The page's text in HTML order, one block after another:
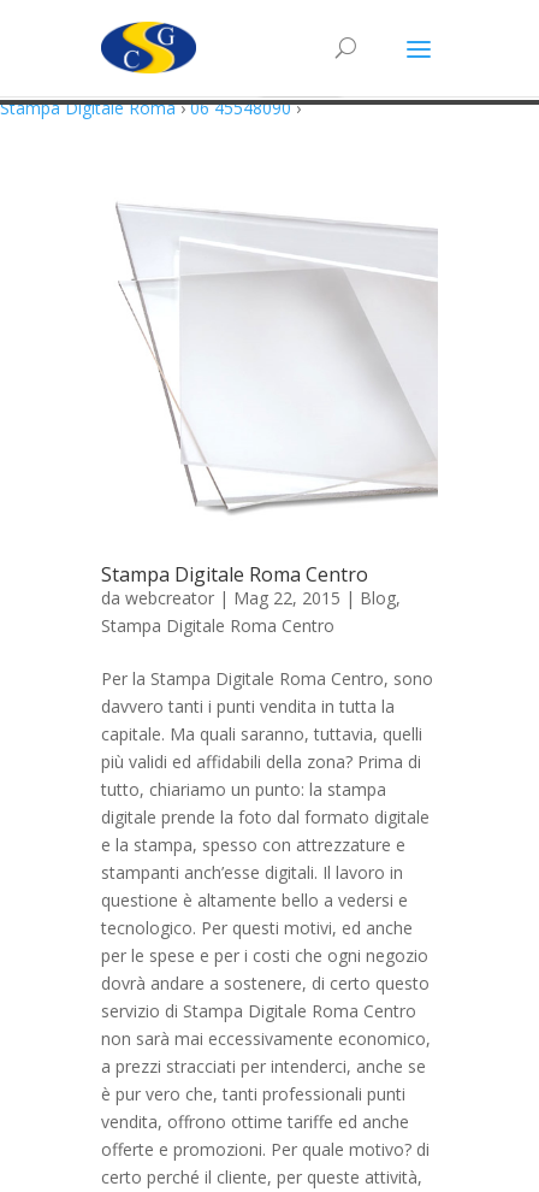
Stampa Digitale Roma›06 45548090›
Stampa Digitale Roma Centro
da webcreator | Mag 22, 2015 | Blog,
Stampa Digitale Roma Centro
Per la Stampa Digitale Roma Centro, sono
davvero tanti i punti vendita in tutta la
capitale. Ma quali saranno, tuttavia, quelli
più validi ed affidabili della zona? Prima di
tutto, chiariamo un punto: la stampa
digitale prende la foto dal formato digitale
e la stampa, spesso con attrezzature e
stampanti anch’esse digitali. Il lavoro in
questione è altamente bello a vedersi e
tecnologico. Per questi motivi, ed anche
per le spese e per i costi che ogni negozio
dovrà andare a sostenere, di certo questo
servizio di Stampa Digitale Roma Centro
non sarà mai eccessivamente economico,
a prezzi stracciati per intenderci, anche se
è pur vero che, tanti professionali punti
vendita, offrono ottime tariffe ed anche
offerte e promozioni. Per quale motivo? di
certo perché il cliente, per queste attività,
Questo sito utilizza cookie in conformità alla policy e cookie che rientrano
nella responsabilità di terze parti. Proseguendo nella navigazione
acconsenti all’utilizzo di cookie.